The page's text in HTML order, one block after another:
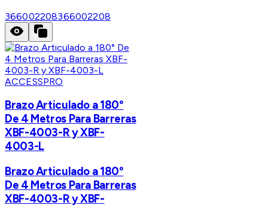
366002208366002208
ACCESSPRO
Brazo Articulado a 180°
De 4 Metros Para Barreras
XBF-4003-R y XBF-
4003-L
Brazo Articulado a 180°
De 4 Metros Para Barreras
XBF-4003-R y XBF-